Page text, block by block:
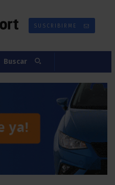
SUSCRIBIRME
Buscar